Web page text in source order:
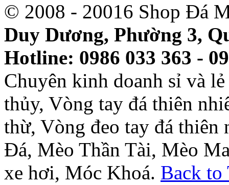
© 2008 - 20016 Shop Đá
Duy Dương, Phường 3,
Hotline: 0986 033 363 -
Chuyên kinh doanh sỉ và
thủy, Vòng tay đá thiên
thừ, Vòng đeo tay đá thiên
Đá, Mèo Thần Tài, Mèo
xe hơi, Móc Khoá. Back to